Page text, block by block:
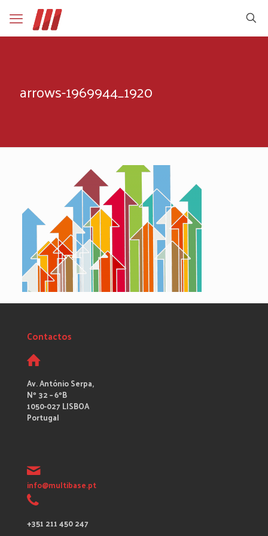
arrows-1969944_1920
Contactos
Av. António Serpa,
Nº 32 – 6ºB
1050-027 LISBOA
Portugal
info@multibase.pt
+351 211 450 247